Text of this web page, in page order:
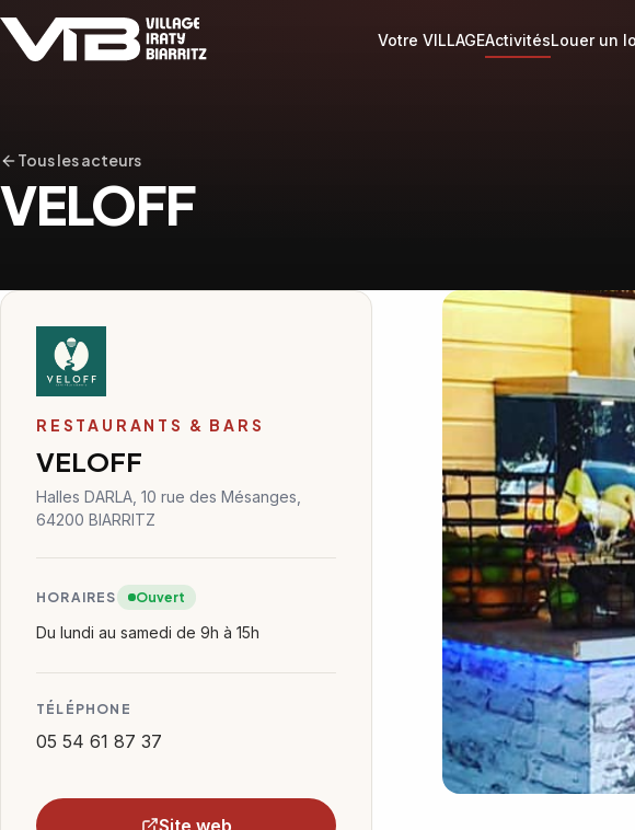
Votre VILLAGEActivitésLouer un
Tous les acteurs
VELOFF
RESTAURANTS & BARS
VELOFF
Halles DARLA, 10 rue des Mésanges,
64200 BIARRITZ
HORAIRES Ouvert
Du lundi au samedi de 9h à 15h
TÉLÉPHONE
05 54 61 87 37
Site web